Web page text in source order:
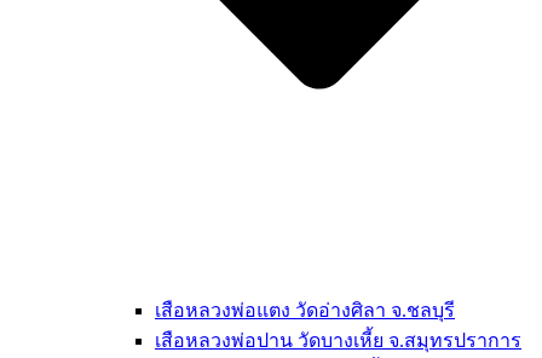
เสือหลวงพ่อแตง วัดอ่างศิลา จ.ชลบุรี
เสือหลวงพ่อปาน วัดบางเหี้ย จ.สมุทรปราการ